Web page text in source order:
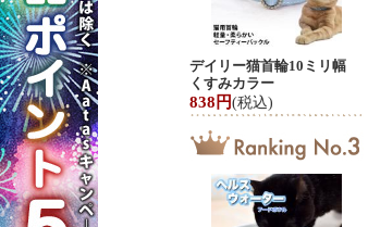
デイリー猫首輪10ミリ幅
くすみカラー
838円(税込)